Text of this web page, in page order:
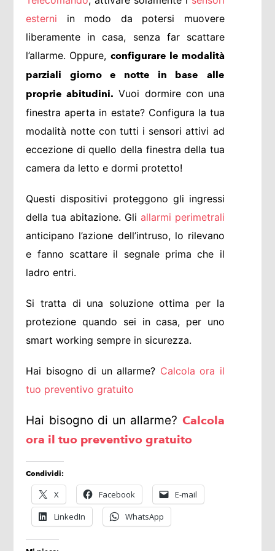
esterni in modo da potersi muovere
liberamente in casa, senza far scattare
l’allarme. Oppure, configurare le modalità
parziali giorno e notte in base alle
proprie abitudini. Vuoi dormire con una
finestra aperta in estate? Configura la tua
modalità notte con tutti i sensori attivi ad
eccezione di quello della finestra della tua
camera da letto e dormi protetto!
Questi dispositivi proteggono gli ingressi
della tua abitazione. Gli allarmi perimetrali
anticipano l’azione dell’intruso, lo rilevano
e fanno scattare il segnale prima che il
ladro entri.
Si tratta di una soluzione ottima per la
protezione quando sei in casa, per uno
smart working sempre in sicurezza.
Hai bisogno di un allarme? Calcola ora il
tuo preventivo gratuito
Hai bisogno di un allarme? Calcola
ora il tuo preventivo gratuito
Condividi:
X Facebook
E-mail
LinkedIn
WhatsApp